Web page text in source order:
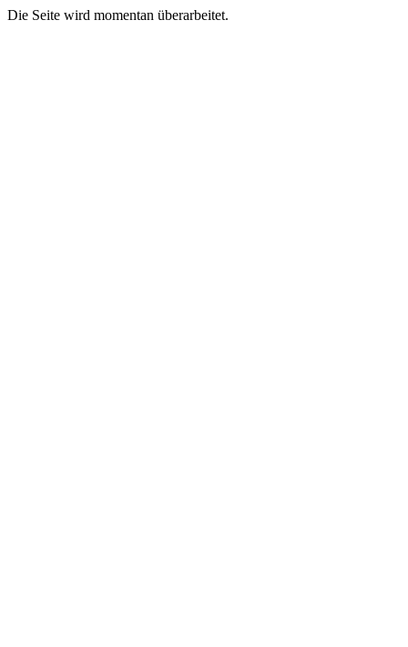
Die Seite wird momentan überarbeitet.